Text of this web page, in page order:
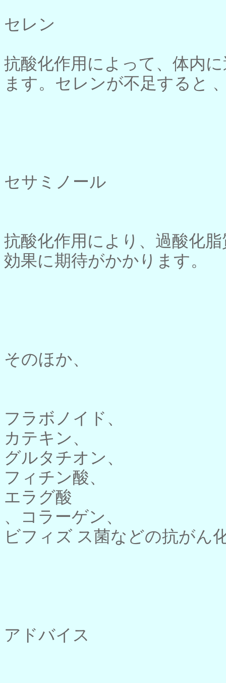
セレン
抗酸化作用によって、体内
ます。セレンが不足すると
セサミノール
抗酸化作用により、過酸化
効果に期待がかかります。
そのほか、
フラボノイド、
カテキン、
グルタチオン、
フィチン酸、
エラグ酸
、コラーゲン、
ビフィズ ス菌などの抗がん
アドバイス